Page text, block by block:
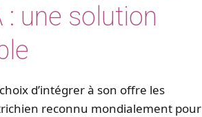
: une solution
d’intégrer à son offre les
reconnu mondialement pour